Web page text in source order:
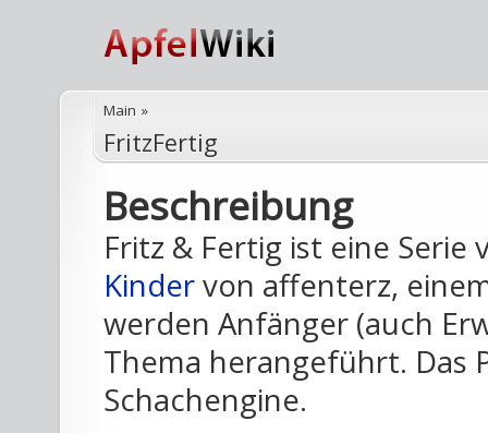
Main »
FritzFertig
Beschreibung
Fritz & Fertig ist eine Serie
Kindervon affenterz,
werden Anfänger (auch
Thema herangeführt. Das
Schachengine.